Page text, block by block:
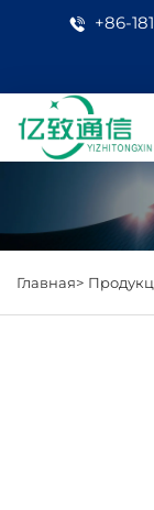
+86-
Главная>